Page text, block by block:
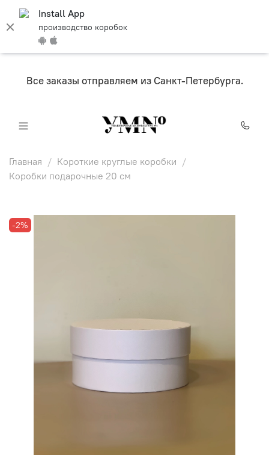
Install App
производство коробок
Все заказы отправляем из Санкт-Петербурга.
Главная
Короткие круглые коробки
Коробки подарочные 20 см
-2%